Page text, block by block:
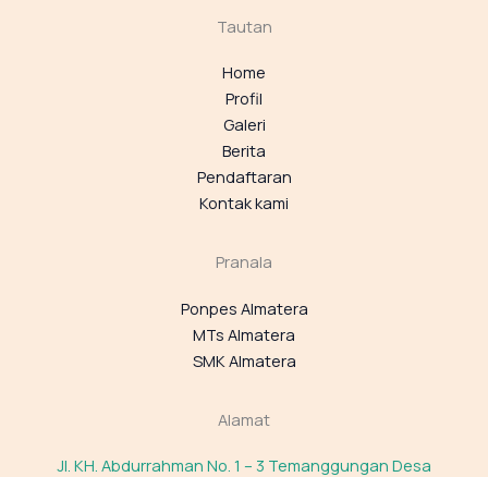
Tautan
Home
Profil
Galeri
Berita
Pendaftaran
Kontak kami
Pranala
Ponpes Almatera
MTs Almatera
SMK Almatera
Alamat
Jl. KH. Abdurrahman No. 1 – 3 Temanggungan Desa